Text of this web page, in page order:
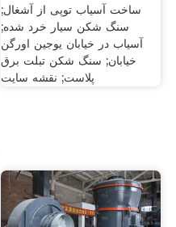
ساخت آسیاب توپی از آشغال;
سنگ شکن سیار خرد شده;
آسیاب در خیابان یوجین اورگن
خیابان; سنگ شکن تبلت برق
پلاست; نقشه سایت